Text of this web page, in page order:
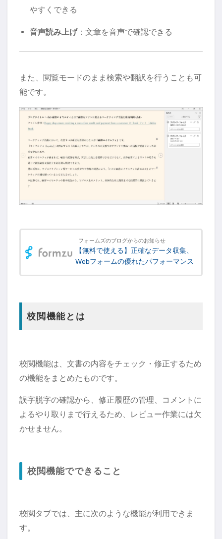
やすくできる
音声読み上げ：文章を音声で確認できる
また、閲覧モードのまま検索や翻訳を行うことも可
能です。
フォームズのブログからのお知らせ
【無料で使える】正確なデータ収集、
Webフォームの優れたパフォーマンス
校閲機能とは
校閲機能は、文書の内容をチェック・修正するため
の機能をまとめたものです。
誤字脱字の確認から、修正履歴の管理、コメントに
よるやり取りまで行えるため、レビュー作業には欠
かせません。
校閲機能でできること
校閲タブでは、主に次のような機能が利用できま
す。